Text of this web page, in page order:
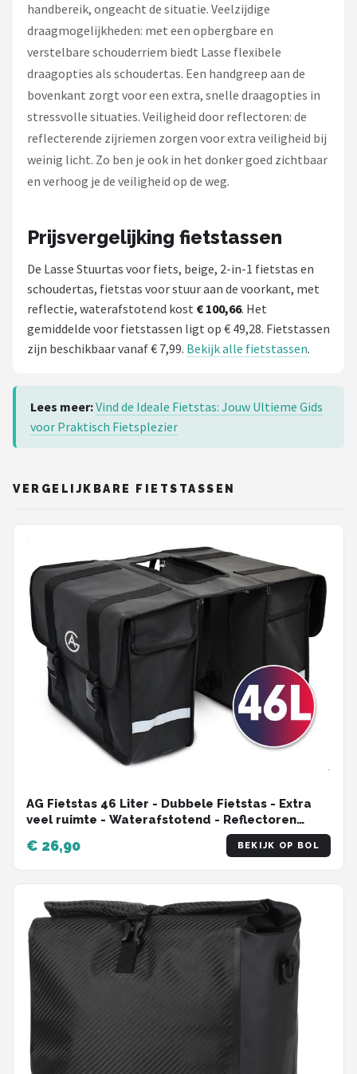
handbereik, ongeacht de situatie. Veelzijdige
draagmogelijkheden: met een opbergbare en
verstelbare schouderriem biedt Lasse flexibele
draagopties als schoudertas. Een handgreep aan de
bovenkant zorgt voor een extra, snelle draagopties in
stressvolle situaties. Veiligheid door reflectoren: de
reflecterende zijriemen zorgen voor extra veiligheid bij
weinig licht. Zo ben je ook in het donker goed zichtbaar
en verhoog je de veiligheid op de weg.
Prijsvergelijking fietstassen
De Lasse Stuurtas voor fiets, beige, 2-in-1 fietstas en
schoudertas, fietstas voor stuur aan de voorkant, met
reflectie, waterafstotend kost € 100,66. Het
gemiddelde voor fietstassen ligt op € 49,28. Fietstassen
zijn beschikbaar vanaf € 7,99. Bekijk alle fietstassen.
Lees meer:Vind de Ideale Fietstas: Jouw Ultieme Gids
voor Praktisch Fietsplezier
VERGELIJKBARE FIETSTASSEN
AG Fietstas 46 Liter - Dubbele Fietstas - Extra
veel ruimte - Waterafstotend - Reflectoren
fietstassen - electrische fietsen - Zwart - dubbel
€ 26,90 BEKIJK OP BOL